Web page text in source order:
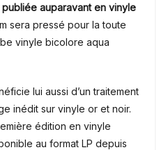
publiée auparavant en vinyle
sera pressé pour la toute
vinyle bicolore aqua
lui aussi d’un traitement
inédit sur vinyle or et noir.
édition en vinyle
au format LP depuis